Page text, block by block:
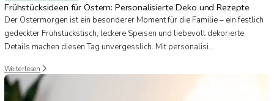
Frühstücksideen für Ostern: Personalisierte Deko und Rezepte
Der Ostermorgen ist ein besonderer Moment für die Familie – ein festlich
gedeckter Frühstückstisch, leckere Speisen und liebevoll dekorierte
Details machen diesen Tag unvergesslich. Mit personalisi...
Weiterlesen